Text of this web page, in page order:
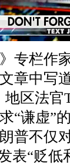
专栏作
章中写道
地区法官
“谦虚”
普不仅
表“贬低